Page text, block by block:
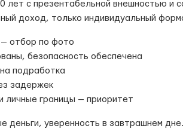
лет с презентабельной внешностью и
доход, только индивидуальный
отбор по фото
безопасность обеспечена
подработка
задержек
личные границы — приоритет
деньги, уверенность в завтрашнем